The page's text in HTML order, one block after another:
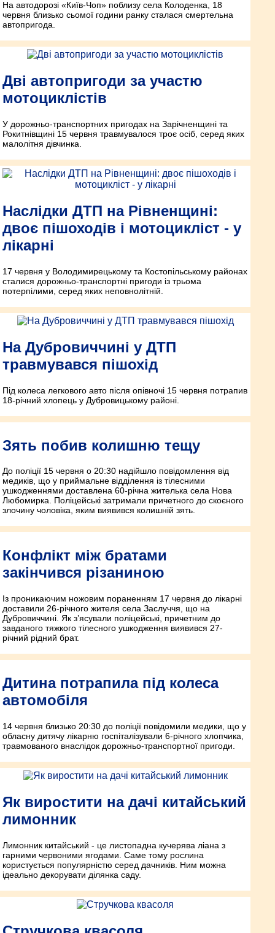
На автодорозі «Київ-Чоп» поблизу села Колоденка, 18
червня близько сьомої години ранку сталася смертельна
автопригода.
Дві автопригоди за участю
мотоциклістів
У дорожньо-транспортних пригодах на Зарічненщині та
Рокитнівщині 15 червня травмувалося троє осіб, серед яких
малолітня дівчинка.
Наслідки ДТП на Рівненщині:
двоє пішоходів і мотоцикліст - у
лікарні
17 червня у Володимирецькому та Костопільському районах
сталися дорожньо-транспортні пригоди із трьома
потерпілими, серед яких неповнолітній.
На Дубровиччині у ДТП
травмувався пішохід
Під колеса легкового авто після опівночі 15 червня потрапив
18-річний хлопець у Дубровицькому районі.
Зять побив колишню тещу
До поліції 15 червня о 20:30 надійшло повідомлення від
медиків, що у приймальне відділення із тілесними
ушкодженнями доставлена 60-річна жителька села Нова
Любомирка. Поліцейські затримали причетного до скоєного
злочину чоловіка, яким виявився колишній зять.
Конфлікт між братами
закінчився різаниною
Із проникаючим ножовим пораненням 17 червня до лікарні
доставили 26-річного жителя села Заслуччя, що на
Дубровиччині. Як з’ясували поліцейські, причетним до
завданого тяжкого тілесного ушкодження виявився 27-
річний рідний брат.
Дитина потрапила під колеса
автомобіля
14 червня близько 20:30 до поліції повідомили медики, що у
обласну дитячу лікарню госпіталізували 6-річного хлопчика,
травмованого внаслідок дорожньо-транспортної пригоди.
Як виростити на дачі китайський
лимонник
Лимонник китайський - це листопадна кучерява ліана з
гарними червоними ягодами. Саме тому рослина
користується популярністю серед дачників. Ним можна
ідеально декорувати ділянка саду.